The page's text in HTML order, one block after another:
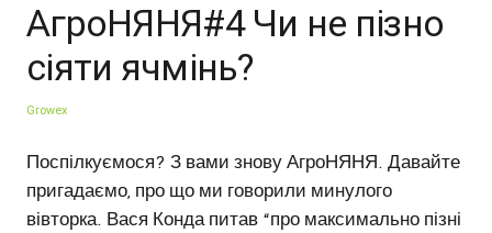
АгроНЯНЯ#4 Чи не пізно
сіяти ячмінь?
Growex
Поспілкуємося? З вами знову АгроНЯНЯ. Давайте
пригадаємо, про що ми говорили минулого
вівторка. Вася Конда питав “про максимально пізні